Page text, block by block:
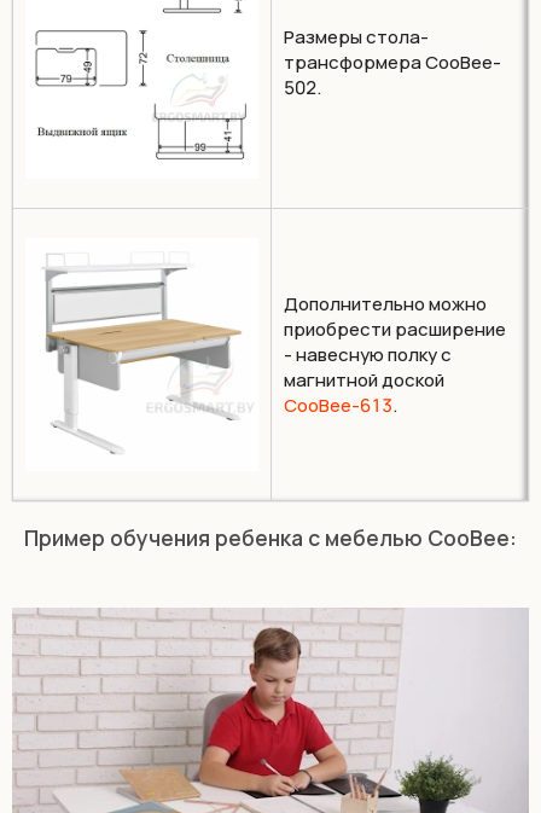
Размеры стола-
трансформера CooBee-
502.
Дополнительно можно
приобрести расширение
- навесную полку с
магнитной доской
CooBee-613.
Пример обучения ребенка с мебелью CooBee: